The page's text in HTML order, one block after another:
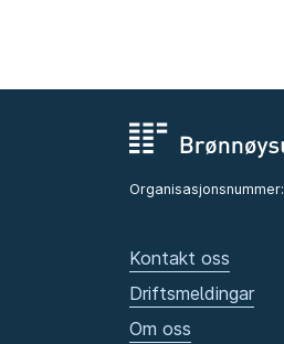
Organisasjonsnummer:
Kontakt oss
Driftsmeldingar
Om oss